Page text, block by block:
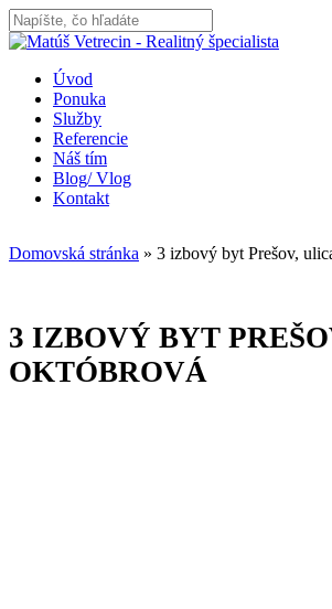
Skip
to
content
Close
Menu
Úvod
Ponuka
Služby
Referencie
Náš tím
Blog/ Vlog
Kontakt
Domovská stránka » 3 izbový byt Prešov,
3 IZBOVÝ BYT
OKTÓBROVÁ